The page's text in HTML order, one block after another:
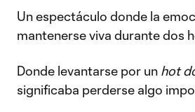
Un espectáculo donde la
mantenerse viva durante dos
Donde levantarse por un hot
significaba perderse algo